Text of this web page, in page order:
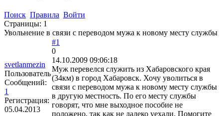
Поиск Правила Войти
Страницы: 1
Увольнение в связи с переводом мужа к новому месту службы
svetlanmezin
Пользователь
Сообщений:
1
Регистрация:
05.04.2013
#1
0
14.10.2009 09:06:18
Муж перевелся служить из Хабаровского края
(34км) в город Хабаровск. Хочу уволиться в
связи с переводом мужа к новому месту службы
в другую местность. По его месту службы
говорят, что мне выходное пособие не
положено, так как не далеко уехали. Помогите